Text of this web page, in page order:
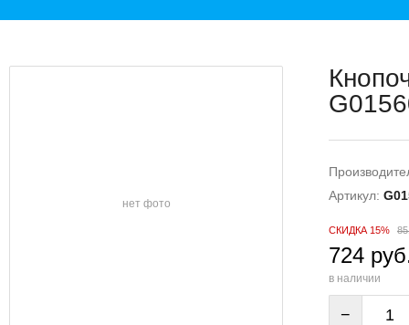
нет фото
Артикул:
СКИДКА 15%
724
в наличии
−